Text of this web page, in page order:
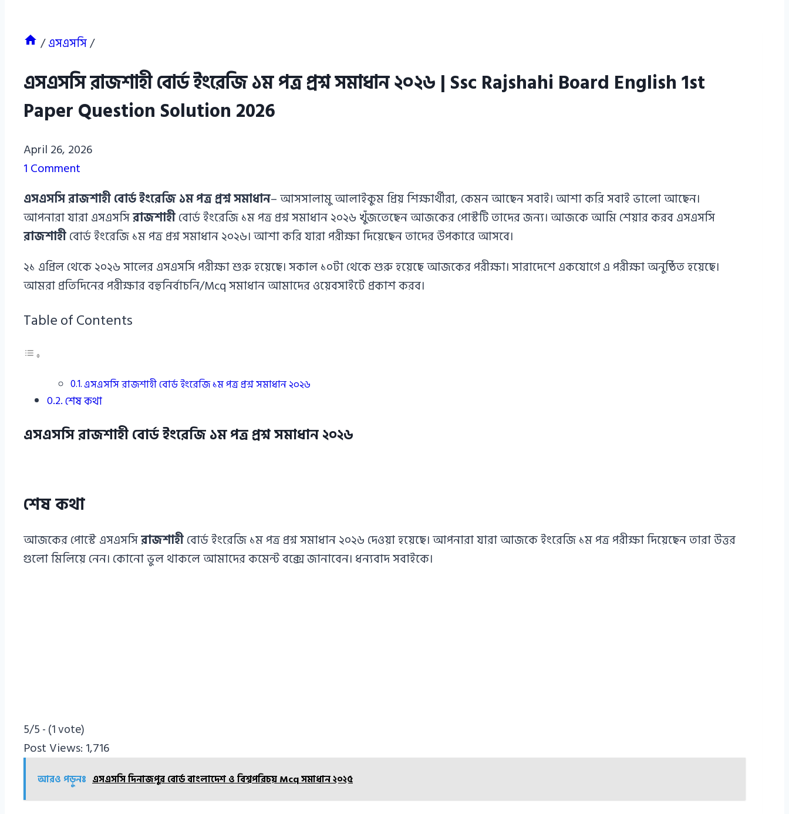
/এসএসসি/
এসএসসি রাজশাহী বোর্ড ইংরেজি ১ম পত্র প্রশ্ন সমাধান ২০২৬ | Ssc Rajshahi Board English 1st
Paper Question Solution 2026
Azizul
Haque
Haque
April 26, 2026
1 Comment
এসএসসি রাজশাহী বোর্ড ইংরেজি ১ম পত্র প্রশ্ন সমাধান– আসসালামু আলাইকুম প্রিয় শিক্ষার্থীরা, কেমন আছেন সবাই। আশা করি সবাই ভালো আছেন।
আপনারা যারা এসএসসিরাজশাহীবোর্ড ইংরেজি ১ম পত্র প্রশ্ন সমাধান ২০২৬ খুঁজতেছেন আজকের পোস্টটি তাদের জন্য। আজকে আমি শেয়ার করব এসএসসি
রাজশাহীবোর্ড ইংরেজি ১ম পত্র প্রশ্ন সমাধান ২০২৬। আশা করি যারা পরীক্ষা দিয়েছেন তাদের উপকারে আসবে।
২১ এপ্রিল থেকে ২০২৬ সালের এসএসসি পরীক্ষা শুরু হয়েছে। সকাল ১০টা থেকে শুরু হয়েছে আজকের পরীক্ষা। সারাদেশে একযোগে এ পরীক্ষা অনুষ্ঠিত হয়েছে।
আমরা প্রতিদিনের পরীক্ষার বহুনির্বাচনি/Mcq সমাধান আমাদের ওয়েবসাইটে প্রকাশ করব।
Table of Contents
এসএসসি রাজশাহী বোর্ড ইংরেজি ১ম পত্র প্রশ্ন সমাধান ২০২৬
শেষ কথা
এসএসসি রাজশাহী বোর্ড ইংরেজি ১ম পত্র প্রশ্ন সমাধান ২০২৬
শেষ কথা
আজকের পোস্টে এসএসসিরাজশাহীবোর্ড ইংরেজি ১ম পত্র প্রশ্ন সমাধান ২০২৬ দেওয়া হয়েছে। আপনারা যারা আজকে ইংরেজি ১ম পত্র পরীক্ষা দিয়েছেন তারা উত্তর
গুলো মিলিয়ে নেন। কোনো ভুল থাকলে আমাদের কমেন্ট বক্সে জানাবেন। ধন্যবাদ সবাইকে।
5/5 - (1 vote)
Post Views: 1,716
আরও পড়ুনঃ এসএসসি দিনাজপুর বোর্ড বাংলাদেশ ও বিশ্বপরিচয় Mcq সমাধান ২০২৫